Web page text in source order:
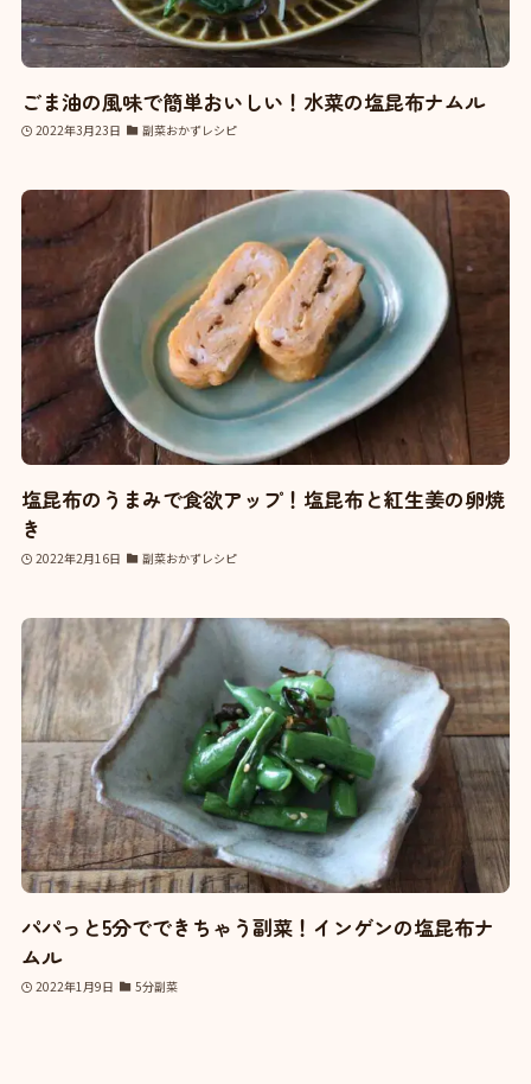
ごま油の風味で簡単おいしい！水菜の塩昆布ナムル
2022年3月23日 副菜おかずレシピ
塩昆布のうまみで食欲アップ！塩昆布と紅生姜の卵焼
き
2022年2月16日 副菜おかずレシピ
パパっと5分でできちゃう副菜！インゲンの塩昆布ナ
ムル
2022年1月9日 5分副菜